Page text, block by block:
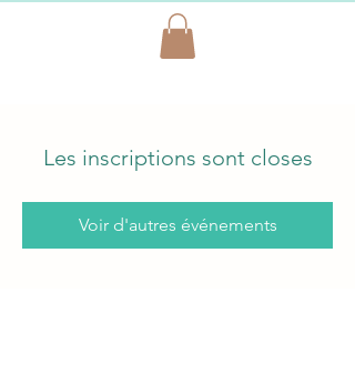
Les inscriptions sont closes
Voir d'autres événements